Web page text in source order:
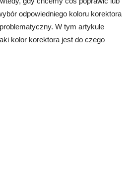
odpowiedniego koloru korektora
W tym artykule
kolor korektora jest do czego